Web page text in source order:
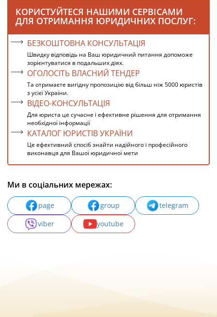
КОРИСТУЙТЕСЯ НАШИМИ СЕРВІСАМИ
ДЛЯ ОТРИМАННЯ ЮРИДИЧНИХ ПОСЛУГ:
БЕЗКОШТОВНА КОНСУЛЬТАЦІЯ
Швидку відповідь на Ваш юридичний питання допоможе
зорієнтуватися в подальших діях.
ОГОЛОСІТЬ ВЛАСНИЙ ТЕНДЕР
Та отримаєте вигідну пропозицію від більш ніж 5000 юристів
з усієї України.
ВІДЕО-КОНСУЛЬТАЦІЯ
Для юриста це сучасне і ефективне рішення для отримання
необхідної інформації
КАТАЛОГ ЮРИСТІВ УКРАЇНИ
Це ефективний спосіб знайти надійного і професійного
виконавця для Вашої юридичної мети
Ми в соціальних мережах:
page group
telegram
viber
youtube